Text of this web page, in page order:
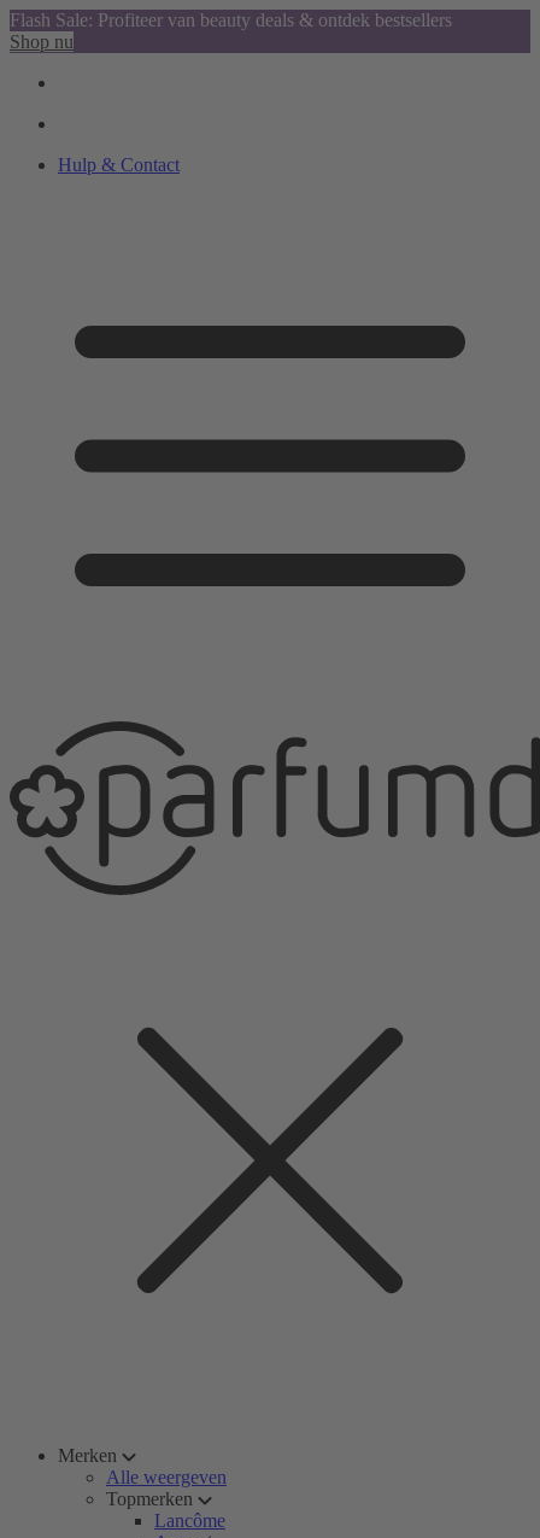
Flash Sale: Profiteer van beauty deals & ontdek bestsellers
Shop nu
Hulp & Contact
Merken
Alle weergeven
Topmerken
Lancôme